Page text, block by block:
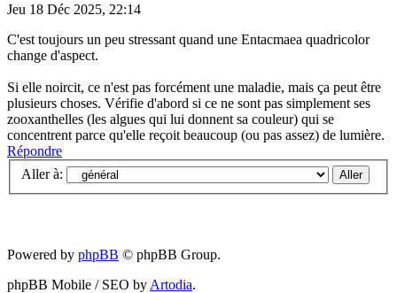
Jeu 18 Déc 2025, 22:14
C'est toujours un peu stressant quand une Entacmaea quadricolor
change d'aspect.
Si elle noircit, ce n'est pas forcément une maladie, mais ça peut être
plusieurs choses. Vérifie d'abord si ce ne sont pas simplement ses
zooxanthelles (les algues qui lui donnent sa couleur) qui se
concentrent parce qu'elle reçoit beaucoup (ou pas assez) de lumière.
Répondre
Aller à:
Powered by phpBB © phpBB Group.
phpBB Mobile / SEO by Artodia.